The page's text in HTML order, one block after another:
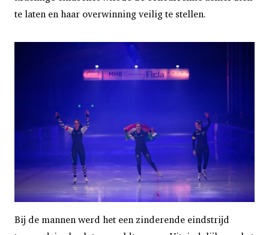
te laten en haar overwinning veilig te stellen.
Bij de mannen werd het een zinderende eindstrijd